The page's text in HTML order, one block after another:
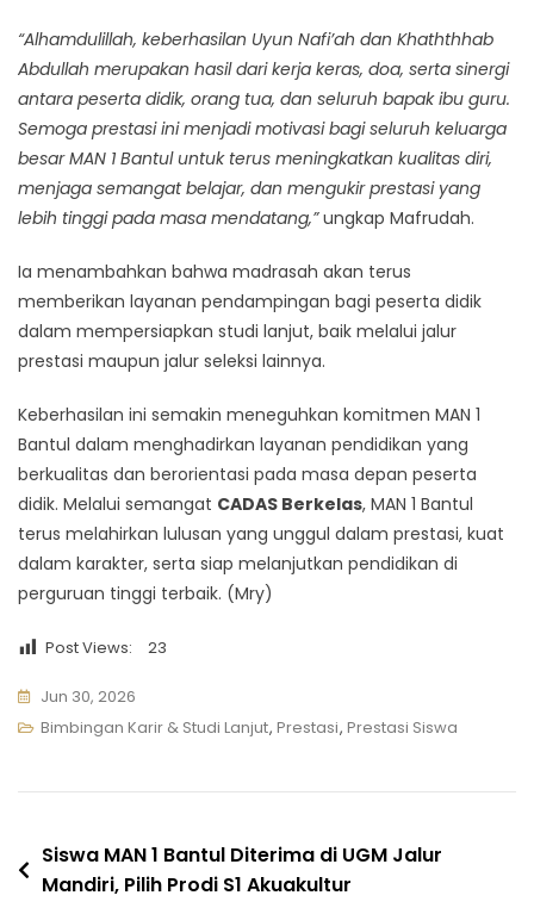
“Alhamdulillah, keberhasilan Uyun Nafi’ah dan Khaththhab
Abdullah merupakan hasil dari kerja keras, doa, serta sinergi
antara peserta didik, orang tua, dan seluruh bapak ibu guru.
Semoga prestasi ini menjadi motivasi bagi seluruh keluarga
besar MAN 1 Bantul untuk terus meningkatkan kualitas diri,
menjaga semangat belajar, dan mengukir prestasi yang
lebih tinggi pada masa mendatang,”ungkap Mafrudah.
Ia menambahkan bahwa madrasah akan terus
memberikan layanan pendampingan bagi peserta didik
dalam mempersiapkan studi lanjut, baik melalui jalur
prestasi maupun jalur seleksi lainnya.
Keberhasilan ini semakin meneguhkan komitmen MAN 1
Bantul dalam menghadirkan layanan pendidikan yang
berkualitas dan berorientasi pada masa depan peserta
didik. Melalui semangat CADAS Berkelas, MAN 1 Bantul
terus melahirkan lulusan yang unggul dalam prestasi, kuat
dalam karakter, serta siap melanjutkan pendidikan di
perguruan tinggi terbaik. (Mry)
Post Views: 23
Jun 30, 2026
Bimbingan Karir & Studi Lanjut, Prestasi, Prestasi Siswa
Navigasi
pos
Siswa MAN 1 Bantul Diterima di UGM Jalur
Mandiri, Pilih Prodi S1 Akuakultur